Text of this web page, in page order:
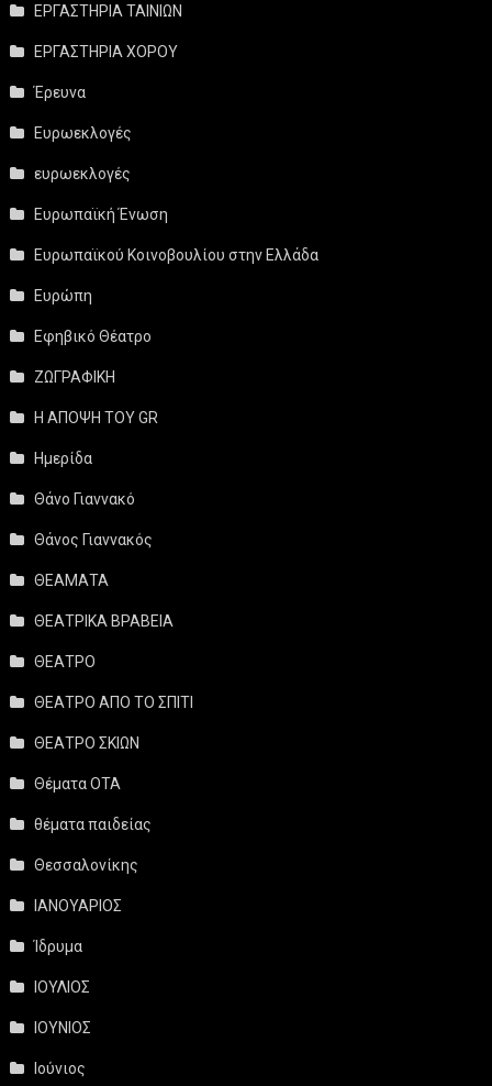
ΕΡΓΑΣΤΗΡΙΑ ΤΑΙΝΙΩΝ
ΕΡΓΑΣΤΗΡΙΑ ΧΟΡΟΥ
Έρευνα
Ευρωεκλογές
ευρωεκλογές
Ευρωπαϊκή Ένωση
Ευρωπαϊκού Κοινοβουλίου στην Ελλάδα
Ευρώπη
Εφηβικό Θέατρο
ΖΩΓΡΑΦΙΚΗ
Η ΑΠΟΨΗ ΤΟΥ GR
Ημερίδα
Θάνο Γιαννακό
Θάνος Γιαννακός
ΘΕΑΜΑΤΑ
ΘΕΑΤΡΙΚΑ ΒΡΑΒΕΙΑ
ΘΕΑΤΡΟ
ΘΕΑΤΡΟ ΑΠΟ ΤΟ ΣΠΙΤΙ
ΘΕΑΤΡΟ ΣΚΙΩΝ
Θέματα ΟΤΑ
θέματα παιδείας
Θεσσαλονίκης
ΙΑΝΟΥΑΡΙΟΣ
Ίδρυμα
ΙΟΥΛΙΟΣ
ΙΟΥΝΙΟΣ
Ιούνιος